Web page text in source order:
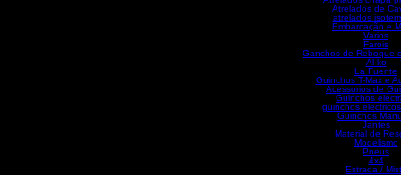
Atrelados de
atrelados
Embarcação e
Varios
Farois
Ganchos de Reboque
Al-ko
La Fuente
Guinchos T-Max e
Acessorios de
Guinchos
guinchos
Guinchos
Jantes
Material de
Modelismo
Pneus
4x4
Estrada /